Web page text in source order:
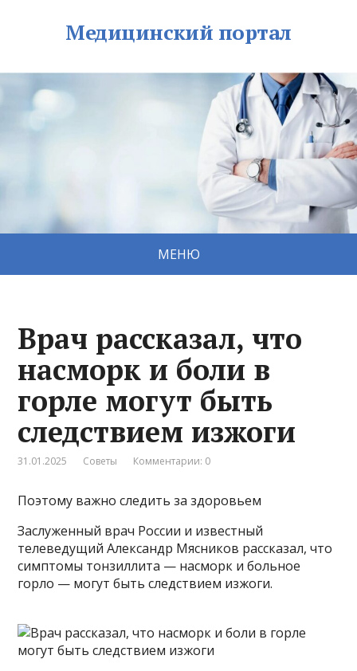
Медицинский портал
МЕНЮ
Врач рассказал, что
насморк и боли в
горле могут быть
следствием изжоги
31.01.2025 Советы Комментарии: 0
Поэтому важно следить за здоровьем
Заслуженный врач России и известный
телеведущий Александр Мясников рассказал, что
симптомы тонзиллита — насморк и больное
горло — могут быть следствием изжоги.